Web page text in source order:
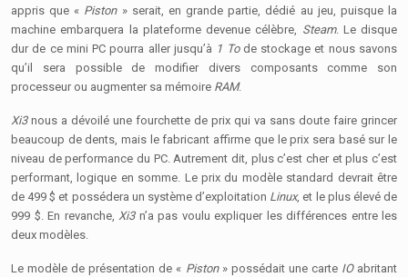
appris que « Piston» serait, en grande partie, dédié au jeu, puisque la
machine embarquera la plateforme devenue célèbre, Steam. Le disque
dur de ce mini PC pourra aller jusqu’à 1 Tode stockage et nous savons
qu’il sera possible de modifier divers composants comme son
processeur ou augmenter sa mémoire RAM.
Xi3nous a dévoilé une fourchette de prix qui va sans doute faire grincer
beaucoup de dents, mais le fabricant affirme que le prix sera basé sur le
niveau de performance du PC. Autrement dit, plus c’est cher et plus c’est
performant, logique en somme. Le prix du modèle standard devrait être
de 499 $ et possédera un système d’exploitation Linux, et le plus élevé de
999 $. En revanche, Xi3n’a pas voulu expliquer les différences entre les
deux modèles.
Le modèle de présentation de « Piston» possédait une carte IOabritant